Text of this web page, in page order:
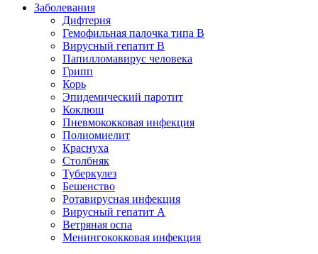
Заболевания
Дифтерия
Гемофильная палочка типа B
Вирусный гепатит В
Папилломавирус человека
Грипп
Корь
Эпидемический паротит
Коклюш
Пневмококковая инфекция
Полиомиелит
Краснуха
Столбняк
Туберкулез
Бешенство
Ротавирусная инфекция
Вирусный гепатит А
Ветряная оспа
Менингококковая инфекция